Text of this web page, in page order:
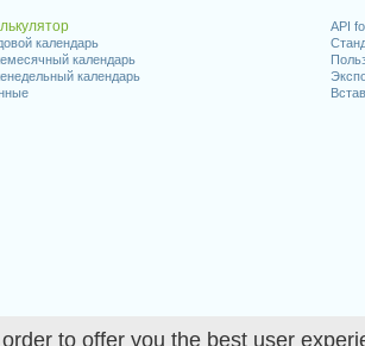
to offer you the best user
календарь
календарь
календарь
API